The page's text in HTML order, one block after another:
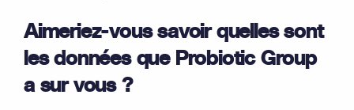
Aimeriez-vous savoir quelles sont
les données que Probiotic Group
a sur vous ?